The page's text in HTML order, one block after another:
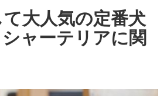
大人気の定番犬
ャーテリアに関